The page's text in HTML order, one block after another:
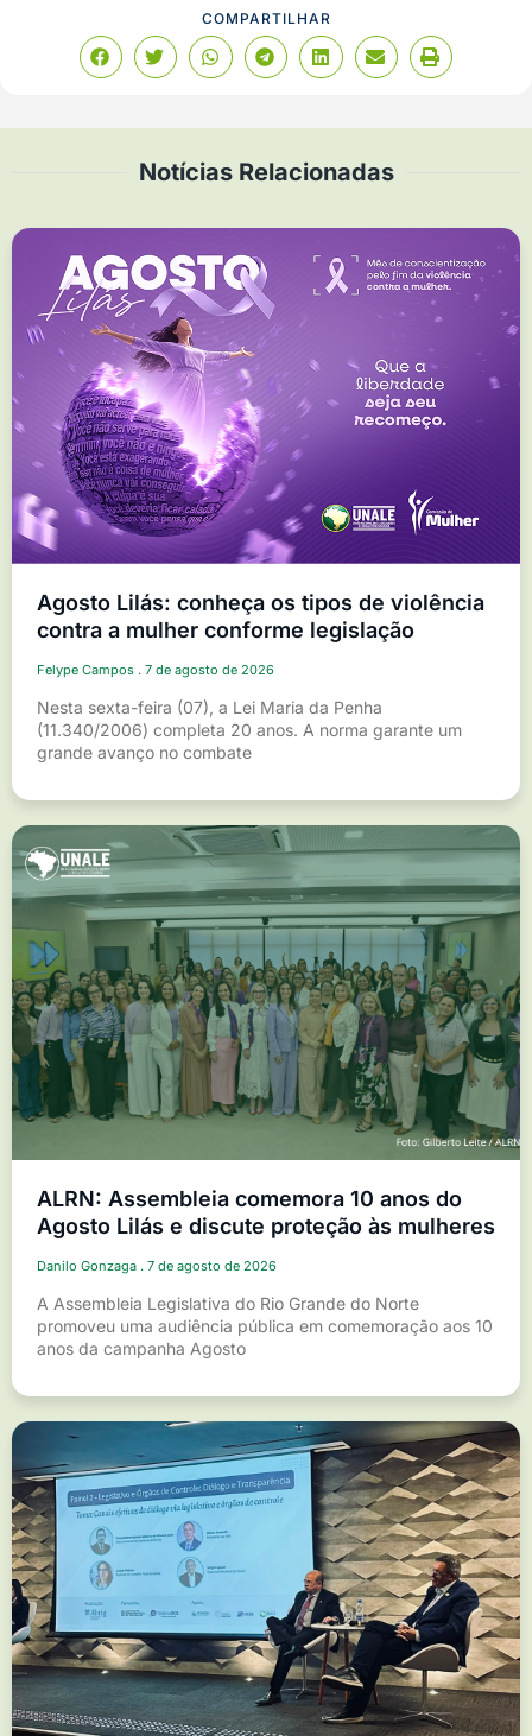
COMPARTILHAR
Notícias Relacionadas
Agosto Lilás: conheça os tipos de violência
contra a mulher conforme legislação
Felype Campos 7 de agosto de 2026
Nesta sexta-feira (07), a Lei Maria da Penha
(11.340/2006) completa 20 anos. A norma garante um
grande avanço no combate
ALRN: Assembleia comemora 10 anos do
Agosto Lilás e discute proteção às mulheres
Danilo Gonzaga 7 de agosto de 2026
A Assembleia Legislativa do Rio Grande do Norte
promoveu uma audiência pública em comemoração aos 10
anos da campanha Agosto